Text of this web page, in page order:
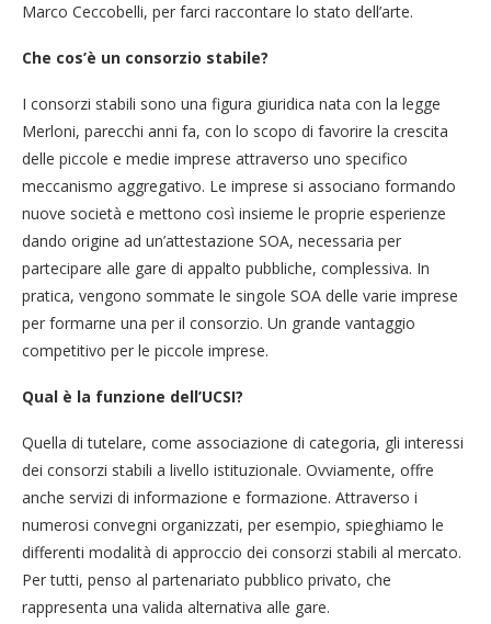
Marco Ceccobelli, per farci raccontare lo stato dell’arte.
Che cos’è un consorzio stabile?
I consorzi stabili sono una figura giuridica nata con la legge
Merloni, parecchi anni fa, con lo scopo di favorire la crescita
delle piccole e medie imprese attraverso uno specifico
meccanismo aggregativo. Le imprese si associano formando
nuove società e mettono così insieme le proprie esperienze
dando origine ad un’attestazione SOA, necessaria per
partecipare alle gare di appalto pubbliche, complessiva. In
pratica, vengono sommate le singole SOA delle varie imprese
per formarne una per il consorzio. Un grande vantaggio
competitivo per le piccole imprese.
Qual è la funzione dell’UCSI?
Quella di tutelare, come associazione di categoria, gli interessi
dei consorzi stabili a livello istituzionale. Ovviamente, offre
anche servizi di informazione e formazione. Attraverso i
numerosi convegni organizzati, per esempio, spieghiamo le
differenti modalità di approccio dei consorzi stabili al mercato.
Per tutti, penso al partenariato pubblico privato, che
rappresenta una valida alternativa alle gare.